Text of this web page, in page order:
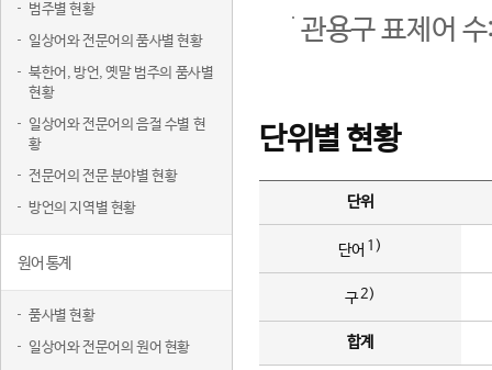
범주별 현황
일상어와 전문어의 품사별 현황
북한어, 방언, 옛말 범주의 품사별
현황
일상어와 전문어의 음절 수별 현
황
전문어의 전문 분야별 현황
방언의 지역별 현황
원어 통계
품사별 현황
일상어와 전문어의 원어 현황
관용구 표제어
단위별 현황
단위
단어 1)
구2)
합계